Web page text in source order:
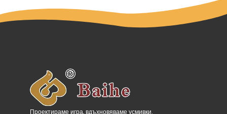
Проектираме игра, вдъхновяваме усмивки.